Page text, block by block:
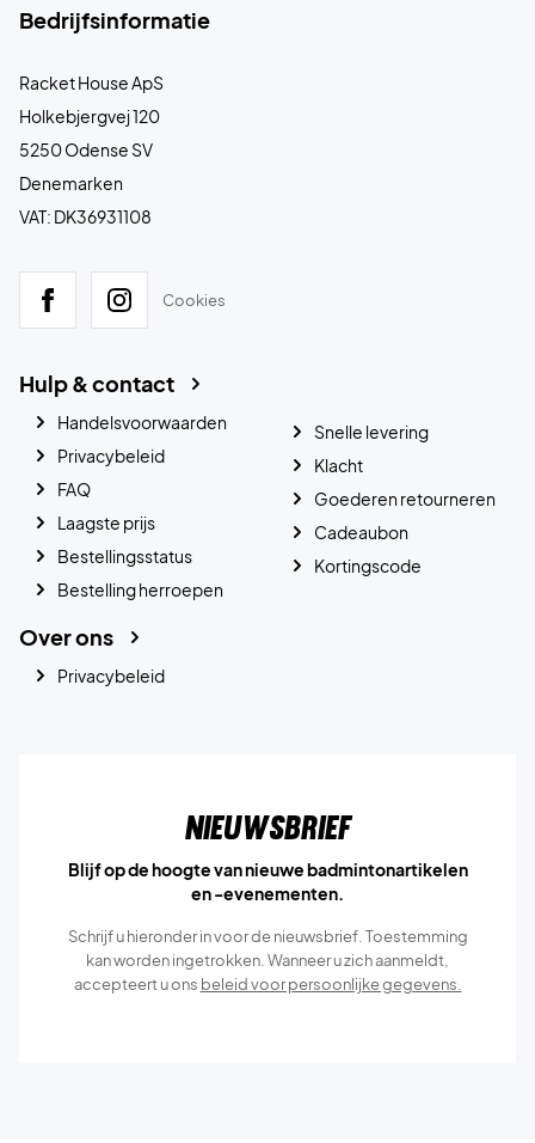
Bedrijfsinformatie
Racket House ApS
Holkebjergvej 120
5250 Odense SV
Denemarken
VAT: DK36931108
Cookies
Hulp & contact
Handelsvoorwaarden
Privacybeleid
FAQ
Laagste prijs
Bestellingsstatus
Bestelling herroepen
Snelle levering
Klacht
Goederen retourneren
Cadeaubon
Kortingscode
Over ons
Privacybeleid
Nieuwsbrief
Blijf op de hoogte van nieuwe badmintonartikelen
en -evenementen.
Schrijf u hieronder in voor de nieuwsbrief. Toestemming
kan worden ingetrokken. Wanneer u zich aanmeldt,
accepteert u ons beleid voor persoonlijke gegevens.